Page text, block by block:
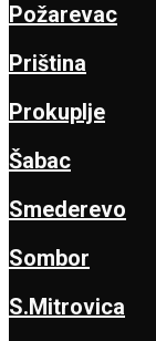
Požarevac
Priština
Prokuplje
Šabac
Smederevo
Sombor
S.Mitrovica